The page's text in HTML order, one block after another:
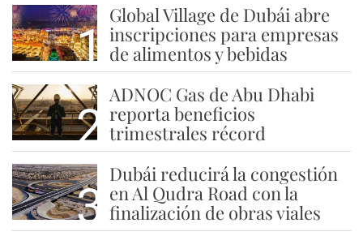
1
Global Village de Dubái abre
inscripciones para empresas
de alimentos y bebidas
2
ADNOC Gas de Abu Dhabi
reporta beneficios
trimestrales récord
3
Dubái reducirá la congestión
en Al Qudra Road con la
finalización de obras viales